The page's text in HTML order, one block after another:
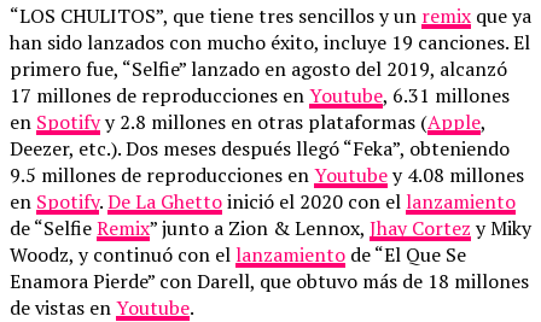
“LOS CHULITOS”, que tiene tres sencillos y un remix que ya
han sido lanzados con mucho éxito, incluye 19 canciones. El
primero fue, “Selfie” lanzado en agosto del 2019, alcanzó
17 millones de reproducciones enYoutube, 6.31 millones
en Spotifyy 2.8 millones en otras plataformas (Apple,
Deezer, etc.). Dos meses después llegó “Feka”, obteniendo
9.5 millones de reproducciones enYoutubey 4.08 millones
en Spotify.De La Ghettoinició el 2020 con ellanzamiento
de “SelfieRemix” junto a Zion & Lennox, Jhay Cortez y Miky
Woodz, y continuó con ellanzamiento de “El Que Se
Enamora Pierde” con Darell, que obtuvo más de 18 millones
de vistas enYoutube.